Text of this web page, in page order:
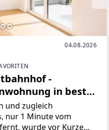
04.08.2026
-
in bester
und zugleich
nur 1 Minute vom
wurde vor Kurzem